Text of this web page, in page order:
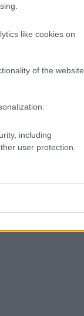
like cookies on
of the website
including
user protection.
ayudante
horas,
600 y